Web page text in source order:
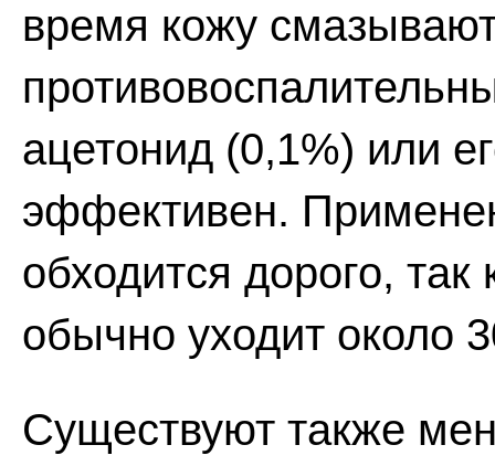
время кожу
ацетонид (0,1%) или
эффективен.
обходится дорого,
обычно уходит около
Существуют также